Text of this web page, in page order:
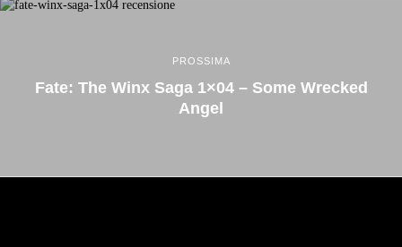
PROSSIMA
Fate: The Winx Saga 1×04 – Some Wrecked
Angel